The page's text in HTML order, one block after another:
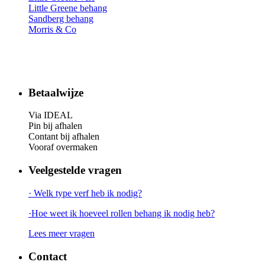
Little Greene behang
Sandberg behang
Morris & Co
Betaalwijze
Via IDEAL
Pin bij afhalen
Contant bij afhalen
Vooraf overmaken
Veelgestelde vragen
· Welk type verf heb ik nodig?
·Hoe weet ik hoeveel rollen behang ik nodig heb?
Lees meer vragen
Contact